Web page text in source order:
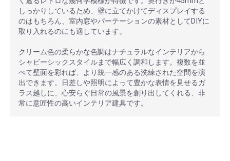
しっかりしているため、壁に立てかけてディスプレイする
のはもちろん、室内窓やパーテーションの素材としてDIYに
取り入れるのにも適しています。
クリーム色の柔らかな色調はナチュラルなインテリアから
シャビーシックスタイルまで幅広く調和します。複数を並
べて壁面を彩れば、より統一感のある洗練された空間を演
出できます。日差しや照明によって豊かな表情を見せるガ
ラス越しに、心安らぐ日常の風景を創り出してくれる、非
常に意匠性の高いインテリア建具です。